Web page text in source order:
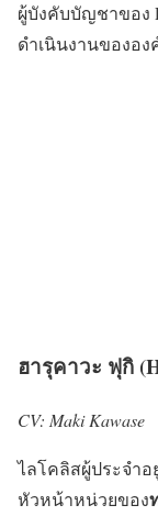
ผู้บังคับบัญชาของ
ดำเนินงานของอ
ฮารุคาวะ ฟุกิ
CV: Maki Kawase
ไลโคลิสผู้ประจำ
หัวหน้าหน่วยของ